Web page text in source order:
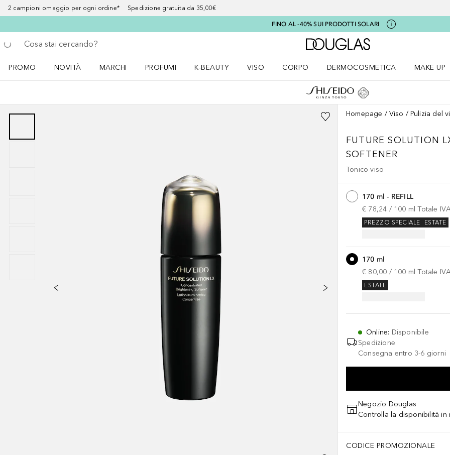
2 campioni omaggio per ogni ordine* Spedizione gratuita da 35,00€
FINO AL -40% SUI PRODOTTI SOLARI
Torna indietro
Esegui ricerca
A Douglas Home
PROMO
NOVITÀ
MARCHI
PROFUMI
K-BEAUTY
VISO
CORPO
DERMOCOSMETICA
MAKE UP
Homepage Viso Pulizia del
FUTURE SOLUTION
SOFTENER
Tonico viso
170 ml - REFILL
€ 78,24 / 100 ml Totale
ESTATE
PREZZO SPECIALE
170 ml
€ 80,00 / 100 ml Totale
ESTATE
Online: Disponibile
Spedizione
Consegna entro 3-6 giorni
Negozio Douglas
Controlla la disponibilità in
CODICE PROMOZIONALE